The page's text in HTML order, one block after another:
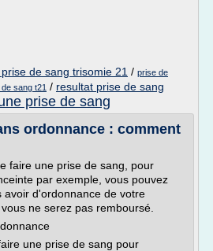
de sang trisomie 21 / prise de
sang t21 / resultat prise de sang
prise de sang
ordonnance : comment
faire une prise de sang, pour
par exemple, vous pouvez
avoir d'ordonnance de votre
ne serez pas remboursé.
une prise de sang pour